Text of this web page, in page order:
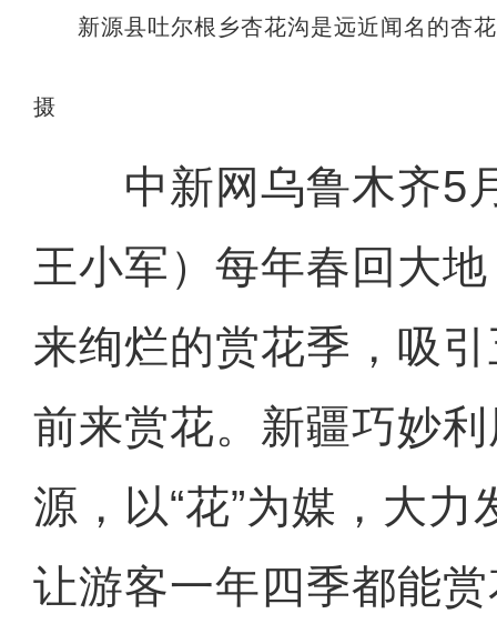
新源县吐尔根乡杏花沟是远近闻名的杏
摄
中新网乌鲁木齐5
王小军）每年春回大
来绚烂的赏花季，吸
前来赏花。新疆巧妙
源，以“花”为媒，大力
让游客一年四季都能